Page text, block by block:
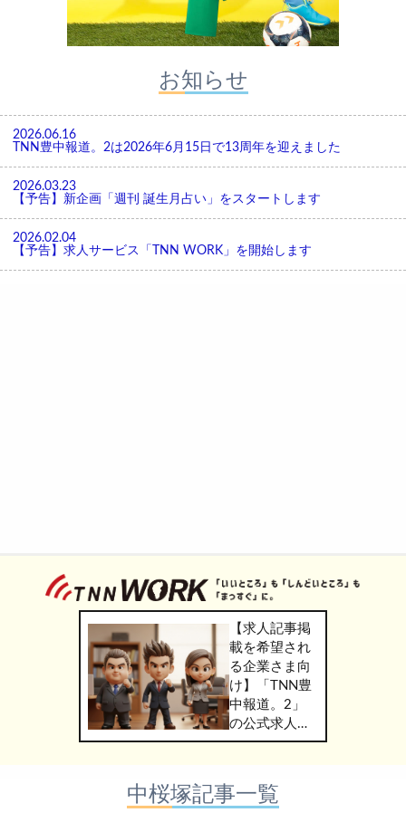
お知らせ
2026.06.16
TNN豊中報道。2は2026年6月15日で13周年を迎えました
2026.03.23
【予告】新企画「週刊 誕生月占い」をスタートします
2026.02.04
【予告】求人サービス「TNN WORK」を開始します
【求人記事掲
載を希望され
る企業さま向
け】「TNN豊
中報道。2」
の公式求人情
報サービス
WORK」のご
掲載につきま
中桜塚記事一覧